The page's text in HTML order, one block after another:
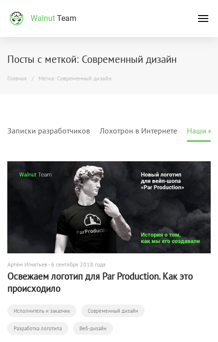
Walnut Team
Посты с меткой: Современный дизайн
Главная Метка: Современный дизайн
Записки разработчиков Лохотрон в Интернете Наши
Артём Игнатьев- 6 сентября 2018 года
Освежаем логотип для Par Production. Как это
происходило
Исполнитель и заказчик Современный дизайн
Разработка логотипа Веб-дизайн